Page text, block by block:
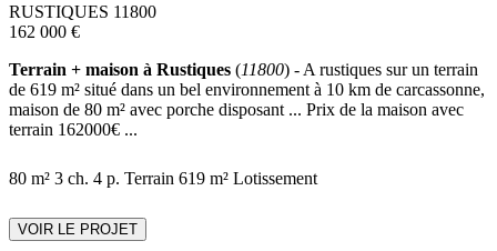
RUSTIQUES 11800
162 000 €
Terrain + maison à Rustiques (11800) - A rustiques sur un terrain
de 619 m² situé dans un bel environnement à 10 km de carcassonne,
maison de 80 m² avec porche disposant ... Prix de la maison avec
terrain 162000€ ...
80 m² 3 ch. 4 p. Terrain 619 m² Lotissement
VOIR LE PROJET